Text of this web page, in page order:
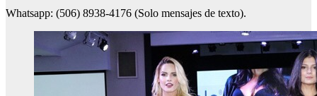
Whatsapp: (506) 8938-4176 (Solo mensajes de texto).